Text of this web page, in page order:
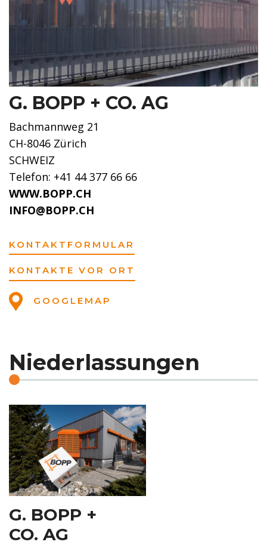
G. BOPP + CO. AG
Bachmannweg 21
CH-8046 Zürich
SCHWEIZ
Telefon: +41 44 377 66 66
WWW.BOPP.CH
INFO@BOPP.CH
KONTAKTFORMULAR
KONTAKTE VOR ORT
GOOGLEMAP
Niederlassungen
G. BOPP +
CO. AG